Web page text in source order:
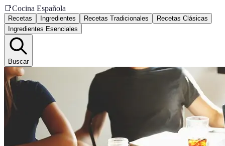
📑Cocina Española
Recetas Ingredientes Recetas Tradicionales
Recetas Clásicas
Ingredientes Esenciales
Buscar